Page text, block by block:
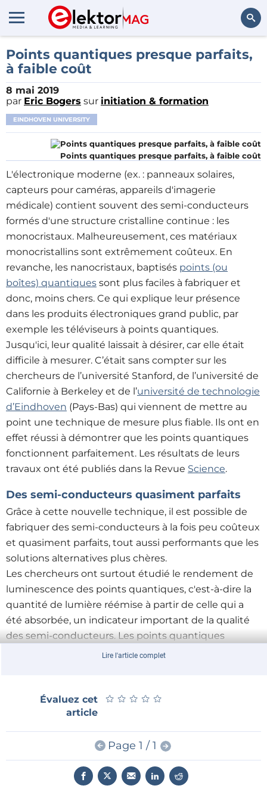
Rechercher
Points quantiques presque parfaits,
à faible coût
8 mai 2019
par Eric Bogers sur initiation & formation
EINDHOVEN UNIVERSITY
Points quantiques presque parfaits, à faible coût
L'électronique moderne (ex. : panneaux solaires,
capteurs pour caméras, appareils d'imagerie
médicale) contient souvent des semi-conducteurs
formés d'une structure cristalline continue : les
monocristaux. Malheureusement, ces matériaux
monocristallins sont extrêmement coûteux. En
revanche, les nanocristaux, baptisés points (ou
boîtes) quantiques sont plus faciles à fabriquer et
donc, moins chers. Ce qui explique leur présence
dans les produits électroniques grand public, par
exemple les téléviseurs à points quantiques.
Jusqu'ici, leur qualité laissait à désirer, car elle était
difficile à mesurer. C’était sans compter sur les
chercheurs de l’université Stanford, de l’université de
Californie à Berkeley et de l’université de technologie
d’Eindhoven (Pays-Bas) qui viennent de mettre au
point une technique de mesure plus fiable. Ils ont en
effet réussi à démontrer que les points quantiques
fonctionnent parfaitement. Les résultats de leurs
travaux ont été publiés dans la Revue Science.
Des semi-conducteurs quasiment parfaits
Grâce à cette nouvelle technique, il est possible de
fabriquer des semi-conducteurs à la fois peu coûteux
et quasiment parfaits, tout aussi performants que les
solutions alternatives plus chères.
Les chercheurs ont surtout étudié le rendement de
luminescence des points quantiques, c'est-à-dire la
quantité de lumière réémise à partir de celle qui a
été absorbée, un indicateur important de la qualité
des semi-conducteurs. Les points quantiques
peuvent atteindre de très hauts niveaux de
Cependant, il s'agit de la première technique de
mesure permettant de démontrer de manière
convaincante que les points quantiques tiennent la
comparaison face aux monocristaux.
Avantages et inconvénients
La manipulation des points quantiques est
Lire l'article complet
Évaluez cet
article
★ ★ ★ ★ ★
★ ★ ★ ★ ★
Page 1 / 1